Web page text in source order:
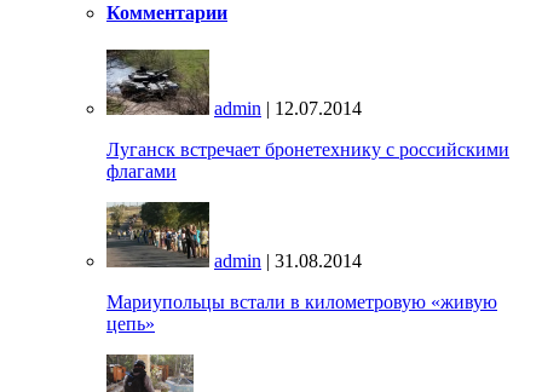
Комментарии
admin | 12.07.2014
Луганск встречает бронетехнику с российскими
флагами
admin | 31.08.2014
Мариупольцы встали в километровую «живую
цепь»